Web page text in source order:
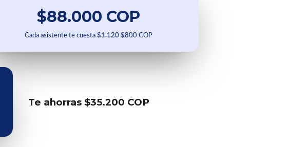
$88.000 COP
Cada asistente te cuesta $1.120 $800 COP
Te ahorras $35.200 COP